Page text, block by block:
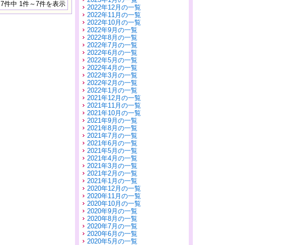
7件中 1件～7件を表示
2022年12月の一覧
2022年11月の一覧
2022年10月の一覧
2022年9月の一覧
2022年8月の一覧
2022年7月の一覧
2022年6月の一覧
2022年5月の一覧
2022年4月の一覧
2022年3月の一覧
2022年2月の一覧
2022年1月の一覧
2021年12月の一覧
2021年11月の一覧
2021年10月の一覧
2021年9月の一覧
2021年8月の一覧
2021年7月の一覧
2021年6月の一覧
2021年5月の一覧
2021年4月の一覧
2021年3月の一覧
2021年2月の一覧
2021年1月の一覧
2020年12月の一覧
2020年11月の一覧
2020年10月の一覧
2020年9月の一覧
2020年8月の一覧
2020年7月の一覧
2020年6月の一覧
2020年5月の一覧